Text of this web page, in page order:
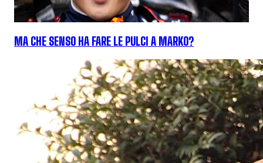
MA CHE SENSO HA FARE LE PULCI A MARKO?